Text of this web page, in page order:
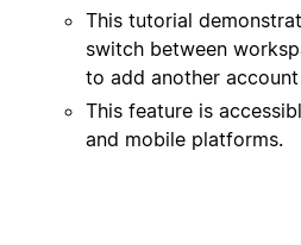
This tutorial
switch between
to add another
This feature is
and mobile platforms.